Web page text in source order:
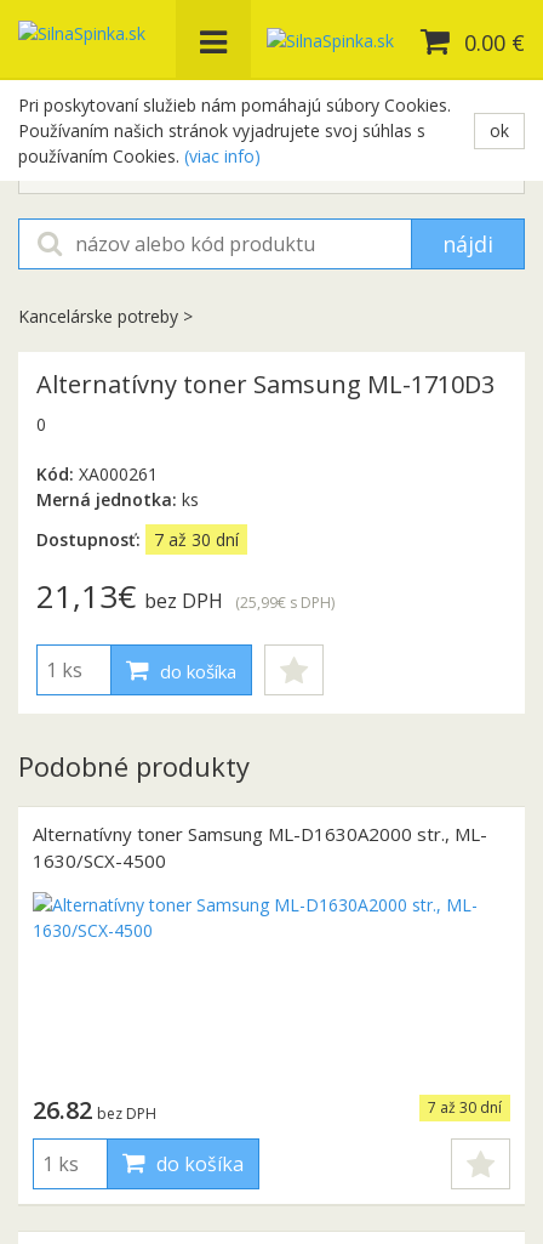
Pri poskytovaní služieb nám pomáhajú súbory Cookies.
Používaním našich stránok vyjadrujete svoj súhlas s
používaním Cookies. (viac info)
ok
0.00 €
+421 948 654 329
objednavky@silnaspinka.sk
nájdi
Kancelárske potreby >
Alternatívny toner Samsung ML-1710D3
0
Kód: XA000261
Merná jednotka: ks
Dostupnosť:
7 až 30 dní
21,13€ bez DPH (25,99€ s DPH)
do košíka
Podobné produkty
Alternatívny toner Samsung ML-D1630A2000 str., ML-
1630/SCX-4500
7 až 30 dní
26.82 bez DPH
do košíka